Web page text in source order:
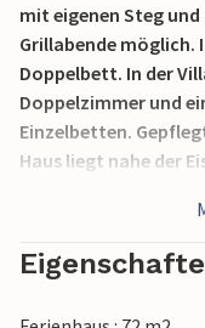
mit eigenen Steg
Grillabende möglich.
Doppelbett. In der
Doppelzimmer und
Einzelbetten.
Haus liegt nahe der
(15 km) mit
sowie das
finden Angler hier